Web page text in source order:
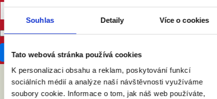
Souhlas Detaily Více o cookies
Tato webová stránka používá cookies
K personalizaci obsahu a reklam, poskytování funkcí
sociálních médií a analýze naší návštěvnosti využíváme
soubory cookie. Informace o tom, jak náš web používáte,
Don't publish my RSVP on the website